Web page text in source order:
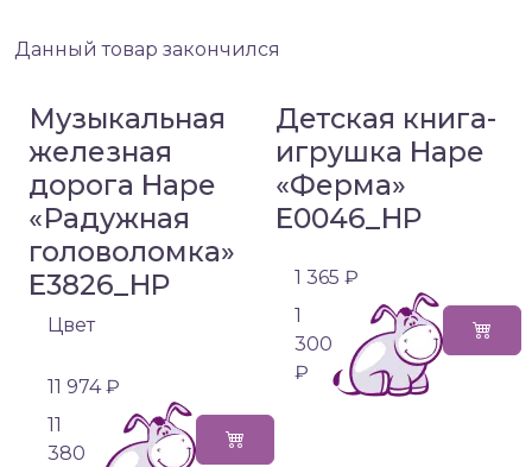
Данный товар закончился
Музыкальная
железная
дорога Hape
«Радужная
головоломка»
E3826_HP
Цвет
11 974 ₽
11
380
Детская книга-
игрушка Hape
«Ферма»
E0046_HP
1 365 ₽
1
300
₽